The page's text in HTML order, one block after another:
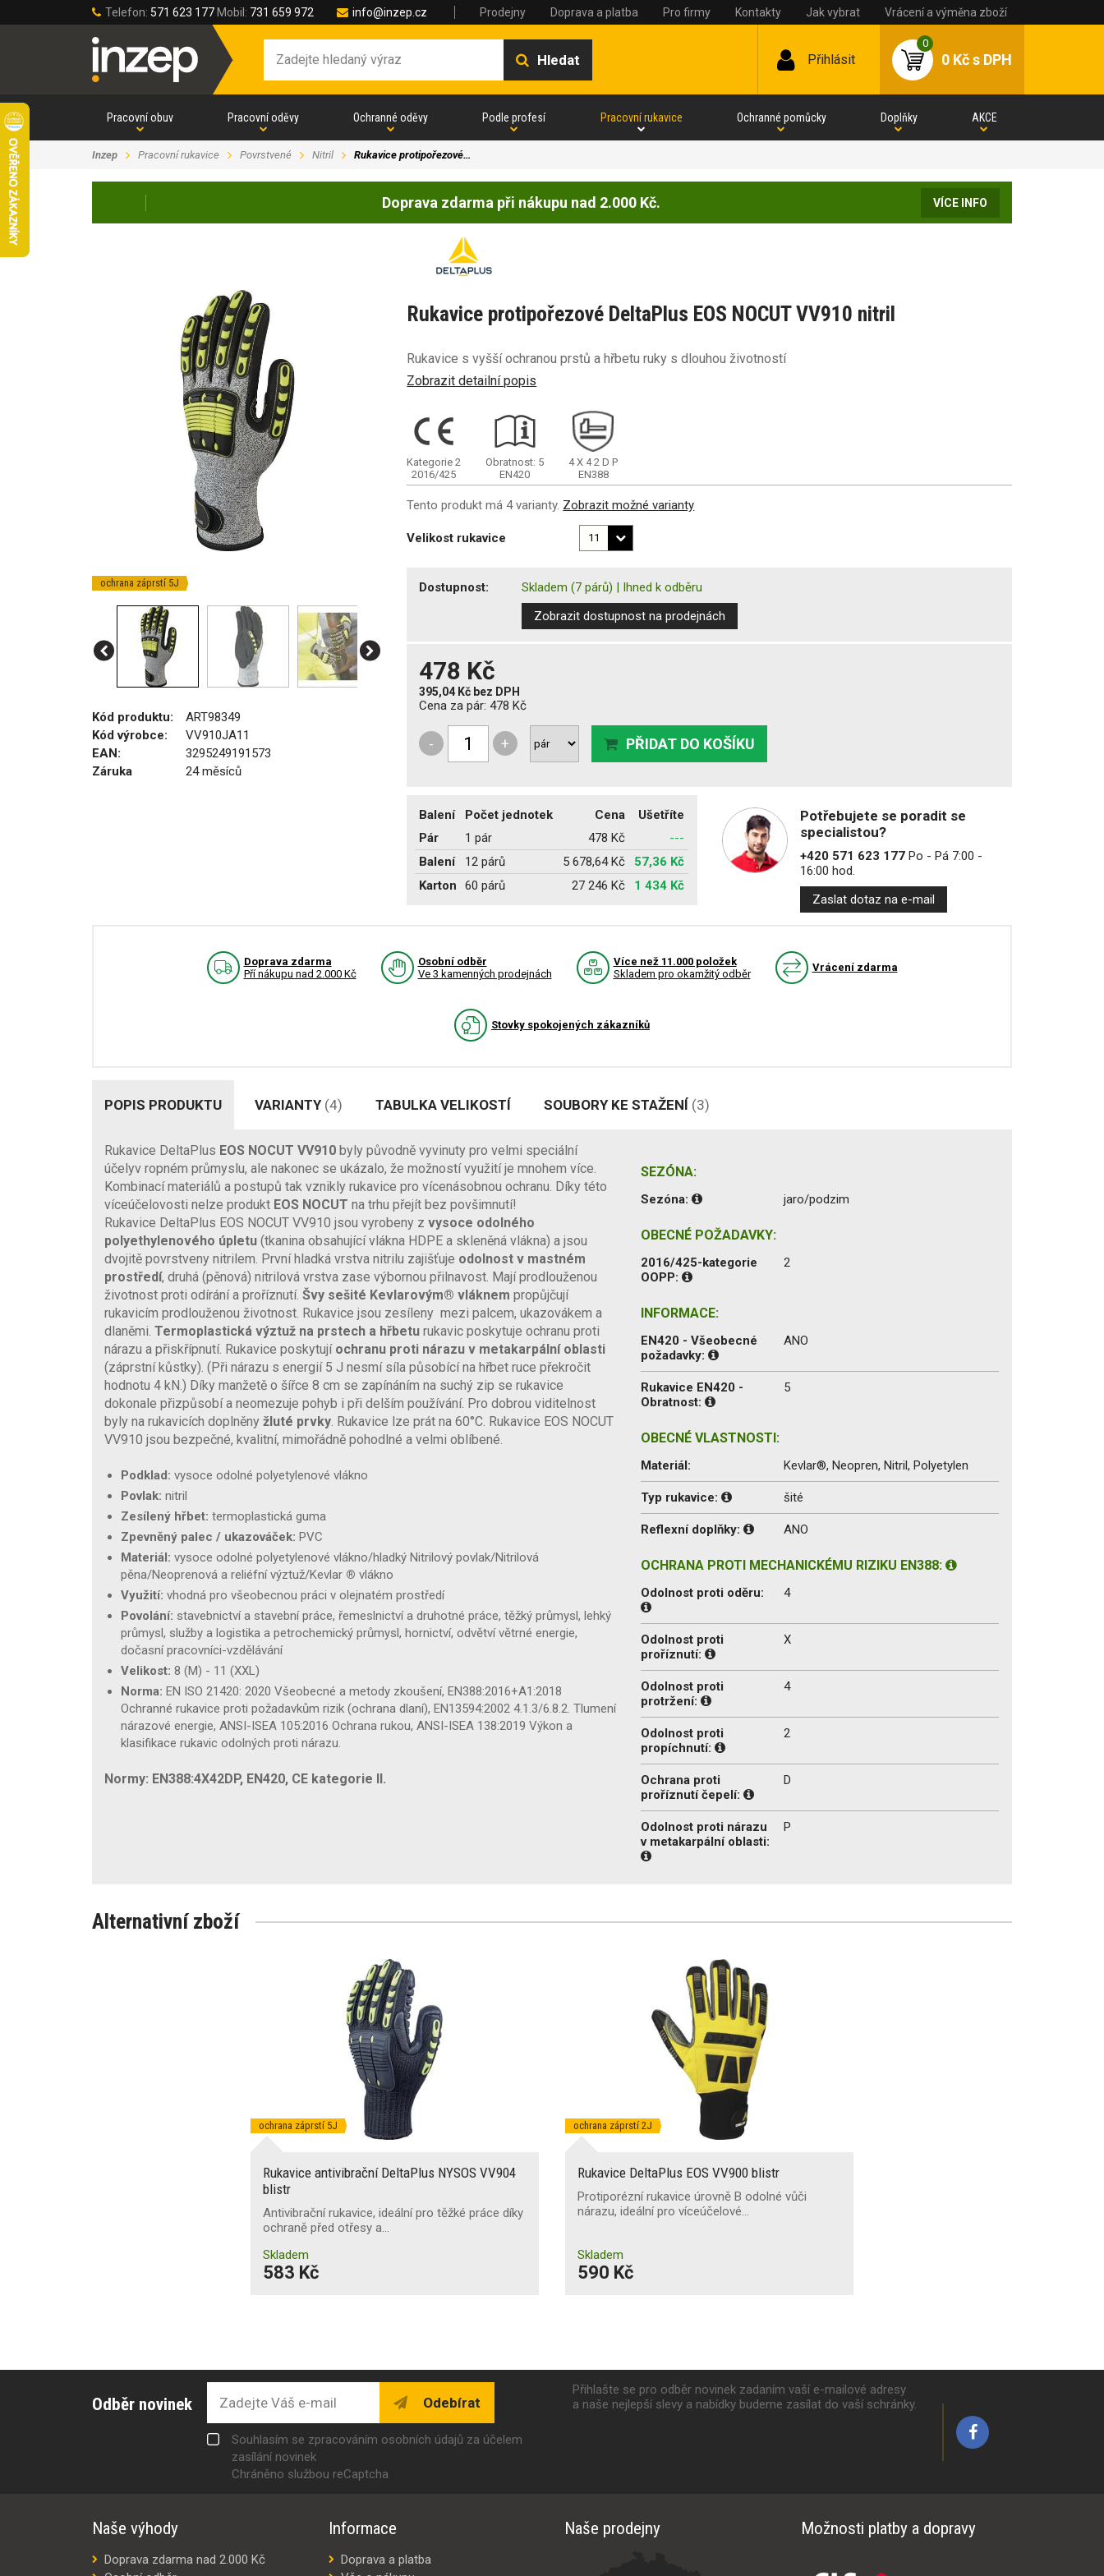
Telefon: 571 623 177 Mobil: 731 659 972 info@inzep.cz Prodejny Doprava a platba Pro firmy Kontakty Jak vybrat Vrácení a výměna zboží
Hledat Přihlásit
0
0 Kčs DPH
Pracovní obuv Pracovní oděvy Ochranné oděvy Podle profesí Pracovní rukavice Ochranné pomůcky Doplňky AKCE
Inzep Pracovní rukavice Povrstvené Nitril Rukavice protipořezové…
Doprava zdarma při nákupu nad 2.000 Kč. VÍCE INFO
ochrana záprstí 5J
Kód produktu:
ART98349
Kód výrobce:
VV910JA11
EAN:
3295249191573
Záruka
24 měsíců
Rukavice protipořezové DeltaPlus EOS NOCUT VV910 nitril
Rukavice s vyšší ochranou prstů a hřbetu ruky s dlouhou životností
Zobrazit detailní popis
Kategorie 2
2016/425
Obratnost: 5
EN420
4X 42DP
EN388
Tento produkt má 4 varianty. Zobrazit možné varianty
Velikost rukavice
Dostupnost: Skladem (7 párů) | Ihned k odběru
Zobrazit dostupnost na prodejnách
478 Kč
395,04 Kč bez DPH
Cena za pár:478 Kč
- + PŘIDAT DO KOŠÍKU
Balení Počet jednotek Cena
Ušetříte
Pár
1 pár 478 Kč
---
Balení
12 párů 5 678,64 Kč
57,36 Kč
Karton
60 párů 27 246 Kč 1 434 Kč
Potřebujete se poradit se
specialistou?
+420 571 623 177Po - Pá 7:00 -
16:00 hod.
Zaslat dotaz na e-mail
Doprava zdarma
Pří nákupu nad 2.000 Kč
Osobní odběr
Ve 3 kamenných prodejnách
Více než 11.000 položek
Skladem pro okamžitý odběr
Vrácení zdarma
Stovky spokojených zákazníků
POPIS PRODUKTU VARIANTY (4) TABULKA VELIKOSTÍ SOUBORY KE STAŽENÍ (3)
Rukavice DeltaPlus EOS NOCUT VV910 byly původně vyvinuty pro velmi speciální
účelyv ropném průmyslu, ale nakonec se ukázalo, že možností využití je mnohem více.
Kombinací materiálů a postupů tak vznikly rukavice pro vícenásobnou ochranu. Díky této
víceúčelovosti nelze produkt EOS NOCUT na trhu přejít bez povšimnutí!
Rukavice DeltaPlus EOS NOCUT VV910 jsou vyrobeny z vysoce odolného
polyethylenového úpletu (tkanina obsahující vlákna HDPE a skleněná vlákna) a jsou
dvojitě povrstveny nitrilem. První hladká vrstva nitrilu zajišťuje odolnost v mastném
prostředí, druhá (pěnová) nitrilová vrstva zase výbornou přilnavost. Mají prodlouženou
životnost proti odírání a proříznutí. Švy sešité Kevlarovým® vláknem propůjčují
rukavicím prodlouženou životnost. Rukavice jsou zesíleny mezi palcem, ukazovákem a
dlaněmi. Termoplastická výztuž na prstech a hřbetu rukavic poskytuje ochranu proti
nárazu a přiskřípnutí. Rukavice poskytují ochranu proti nárazu v metakarpální oblasti
(záprstní kůstky). (Při nárazu s energií 5 J nesmí síla působící na hřbet ruce překročit
hodnotu 4 kN.) Díky manžetě o šířce 8 cm se zapínáním na suchý zip se rukavice
dokonale přizpůsobí a neomezuje pohyb i při delším používání. Pro dobrou viditelnost
byly na rukavicích doplněny žluté prvky Rukavice lze prát na 60°C. Rukavice EOS NOCUT
VV910 jsou bezpečné, kvalitní, mimořádně pohodlné a velmi oblíbené.
Podklad: vysoce odolné polyetylenové vlákno
Povlak: nitril
Zesílený hřbet: termoplastická guma
Zpevněný palec / ukazováček: PVC
Materiál: vysoce odolné polyetylenové vlákno/hladký Nitrilový povlak/Nitrilová
pěna/Neoprenová a reliéfní výztuž/Kevlar ® vlákno
Využití: vhodná pro všeobecnou práci v olejnatém prostředí
Povolání: stavebnictví a stavební práce, řemeslnictví a druhotné práce, těžký průmysl, lehký
průmysl, služby a logistika a petrochemický průmysl, hornictví, odvětví větrné energie,
dočasní pracovníci-vzdělávání
Velikost: 8 (M) - 11 (XXL)
Norma: EN ISO 21420: 2020 Všeobecné a metody zkoušení, EN388:2016+A1:2018
Ochranné rukavice proti požadavkům rizik (ochrana dlaní), EN13594:2002 4.1.3/6.8.2. Tlumení
nárazové energie, ANSI-ISEA 105:2016 Ochrana rukou, ANSI-ISEA 138:2019 Výkon a
klasifikace rukavic odolných proti nárazu.
Normy: EN388:4X42DP, EN420, CE kategorie II.
SEZÓNA:
Sezóna: jaro/podzim
OBECNÉ POŽADAVKY:
2016/425-kategorie
OOPP:
2
INFORMACE:
EN420 - Všeobecné
požadavky:
ANO
Rukavice EN420 -
Obratnost:
5
OBECNÉ VLASTNOSTI:
Materiál: Kevlar®, Neopren, Nitril, Polyetylen
Typ rukavice: šité
Reflexní doplňky: ANO
OCHRANA PROTI MECHANICKÉMU RIZIKU EN388:
Odolnost proti oděru: 4
Odolnost proti
proříznutí:
X
Odolnost proti
protržení:
4
Odolnost proti
propíchnutí:
2
Ochrana proti
proříznutí čepelí:
D
Odolnost proti nárazu
v metakarpální oblasti:
P
Alternativní zboží
ochrana záprstí 5J
Rukavice antivibrační DeltaPlus NYSOS VV904
blistr
Antivibrační rukavice, ideální pro těžké práce díky
ochraně před otřesy a…
Skladem
583 Kč
ochrana záprstí 2J
Rukavice DeltaPlus EOS VV900 blistr
Protiporézní rukavice úrovně B odolné vůči
nárazu, ideální pro víceúčelové…
Skladem
590 Kč
Odběr novinek Odebírat
Souhlasím se zpracováním osobních údajů za účelem
zasílání novinek
Chráněno službou reCaptcha
Přihlašte se pro odběr novinek zadaním vaší e-mailové adresy
a naše nejlepší slevy a nabídky budeme zasílat do vaší schránky.
Naše výhody
Doprava zdarma nad 2.000 Kč
Informace
Doprava a platba
Naše prodejny Možnosti platby a dopravy